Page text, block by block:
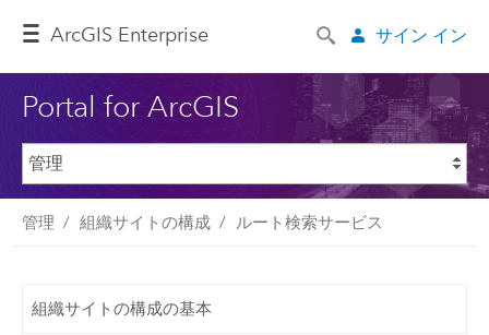
ArcGIS Enterprise サイン イン
Portal for ArcGIS
管理 組織サイトの構成 ルート検索サービス
組織サイトの構成の基本